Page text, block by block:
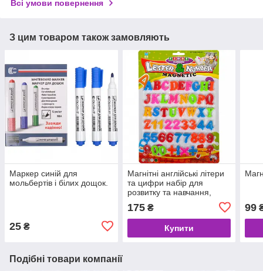
Всі умови повернення
З цим товаром також замовляють
Маркер синій для
мольбертів і білих дощок.
25 ₴
Магнітні англійські літери
та цифри набір для
розвитку та навчання,
сторону мольберта, First,
8305.
175₴
Купити
99
Подібні товари компанії